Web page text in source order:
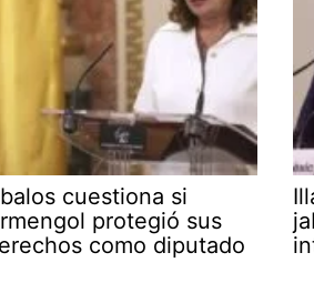
cuestiona si
protegió sus
como diputado